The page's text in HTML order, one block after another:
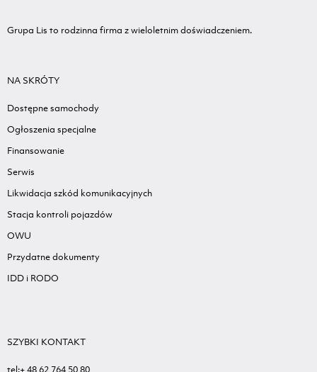
Grupa Lis to rodzinna firma z wieloletnim doświadczeniem.
NA SKRÓTY
Dostępne samochody
Ogłoszenia specjalne
Finansowanie
Serwis
Likwidacja szkód komunikacyjnych
Stacja kontroli pojazdów
OWU
Przydatne dokumenty
IDD i RODO
SZYBKI KONTAKT
tel:+ 48 62 764 50 80